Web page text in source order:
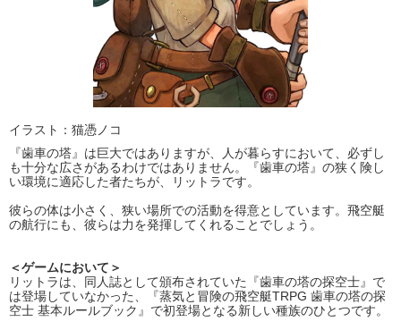
イラスト：猫憑ノコ
『歯車の塔』は巨大ではありますが、人が暮らすにおいて、必ずし
も十分な広さがあるわけではありません。『歯車の塔』の狭く険し
い環境に適応した者たちが、リットラです。
彼らの体は小さく、狭い場所での活動を得意としています。飛空艇
の航行にも、彼らは力を発揮してくれることでしょう。
＜ゲームにおいて＞
リットラは、同人誌として頒布されていた『歯車の塔の探空士』で
は登場していなかった、『蒸気と冒険の飛空艇TRPG 歯車の塔の探
空士 基本ルールブック』で初登場となる新しい種族のひとつです。